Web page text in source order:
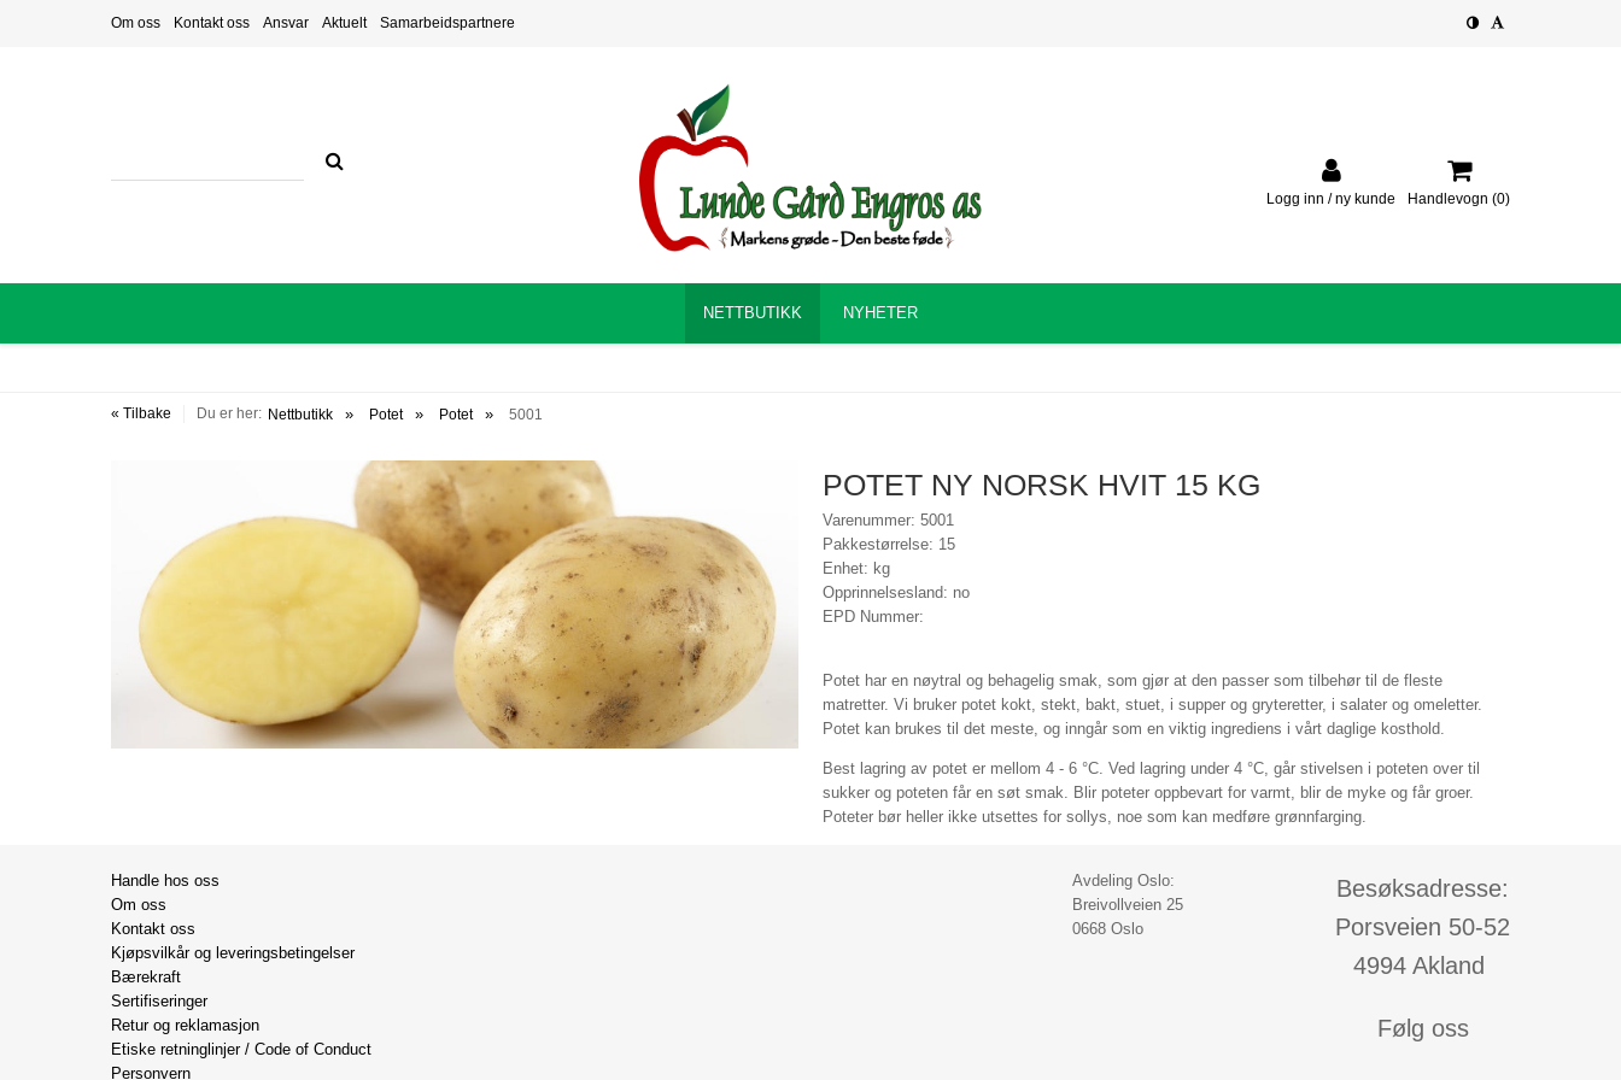
Om oss Kontakt oss Ansvar Aktuelt Samarbeidspartnere
Logg inn / ny kunde Handlevogn (0)
NETTBUTIKK NYHETER
« Tilbake Du er her: Nettbutikk Potet Potet 5001
POTET NY NORSK HVIT 15 KG
Varenummer: 5001
Pakkestørrelse: 15
Enhet: kg
Opprinnelsesland: no
EPD Nummer:
Potet har en nøytral og behagelig smak, som gjør at den passer som tilbehør til de fleste
matretter. Vi bruker potet kokt, stekt, bakt, stuet, i supper og gryteretter, i salater og omeletter.
Potet kan brukes til det meste, og inngår som en viktig ingrediens i vårt daglige kosthold.
Best lagring av potet er mellom 4 - 6 °C. Ved lagring under 4 °C, går stivelsen i poteten over til
sukker og poteten får en søt smak. Blir poteter oppbevart for varmt, blir de myke og får groer.
Poteter bør heller ikke utsettes for sollys, noe som kan medføre grønnfarging.
Besøksadresse:
Porsveien 50-52
4994 Akland
Følg oss
Avdeling Oslo:
Breivollveien 25
0668 Oslo
Handle hos oss
Om oss
Kontakt oss
Kjøpsvilkår og leveringsbetingelser
Bærekraft
Sertifiseringer
Retur og reklamasjon
Etiske retninglinjer / Code of Conduct
Personvern